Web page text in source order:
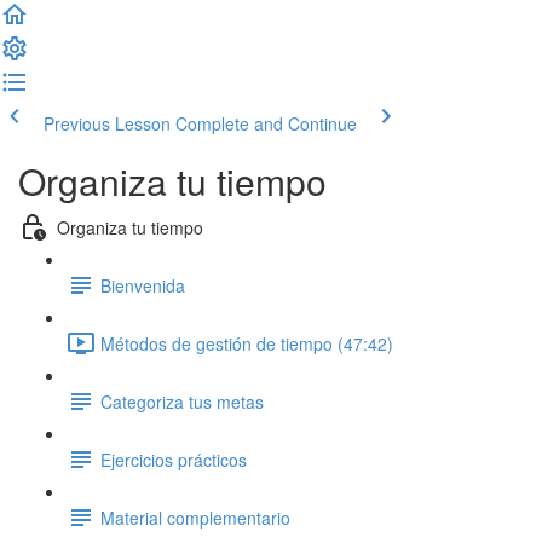
Previous Lesson Complete and Continue
Organiza tu tiempo
Organiza tu tiempo
Bienvenida
Métodos de gestión de tiempo (47:42)
Categoriza tus metas
Ejercicios prácticos
Material complementario